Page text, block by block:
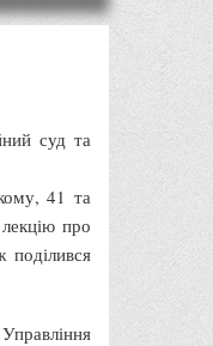
суд та
41 та
про
поділився